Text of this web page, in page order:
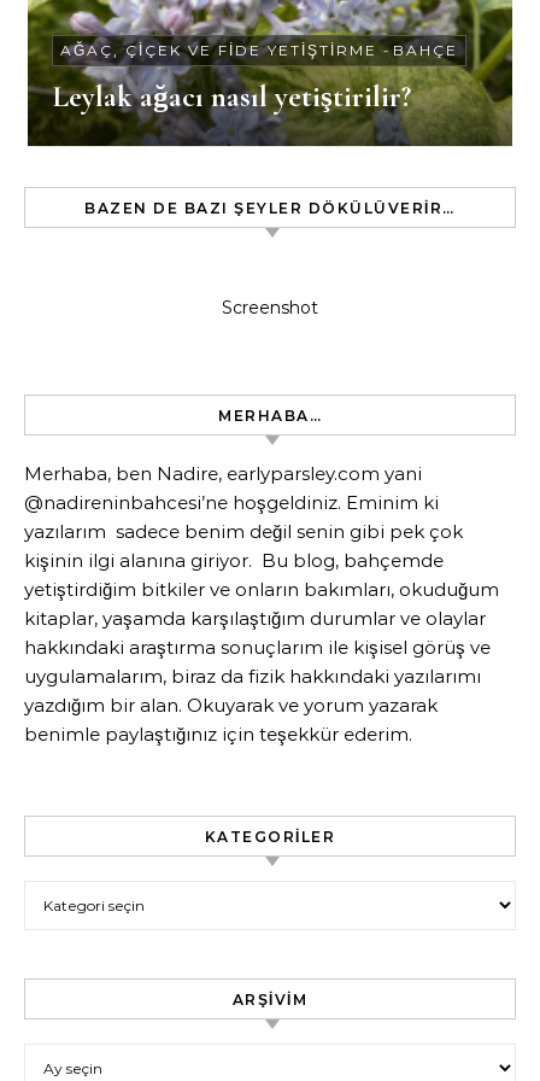
AĞAÇ, ÇIÇEK VE FIDE YETIŞTIRME -BAHÇE
Leylak ağacı nasıl yetiştirilir?
BAZEN DE BAZI ŞEYLER DÖKÜLÜVERIR…
Screenshot
MERHABA…
Merhaba, ben Nadire, earlyparsley.com yani
@nadireninbahcesi’ne hoşgeldiniz. Eminim ki
yazılarım sadece benim değil senin gibi pek çok
kişinin ilgi alanına giriyor. Bu blog, bahçemde
yetiştirdiğim bitkiler ve onların bakımları, okuduğum
kitaplar, yaşamda karşılaştığım durumlar ve olaylar
hakkındaki araştırma sonuçlarım ile kişisel görüş ve
uygulamalarım, biraz da fizik hakkındaki yazılarımı
yazdığım bir alan. Okuyarak ve yorum yazarak
benimle paylaştığınız için teşekkür ederim.
KATEGORILER
ARŞIVIM